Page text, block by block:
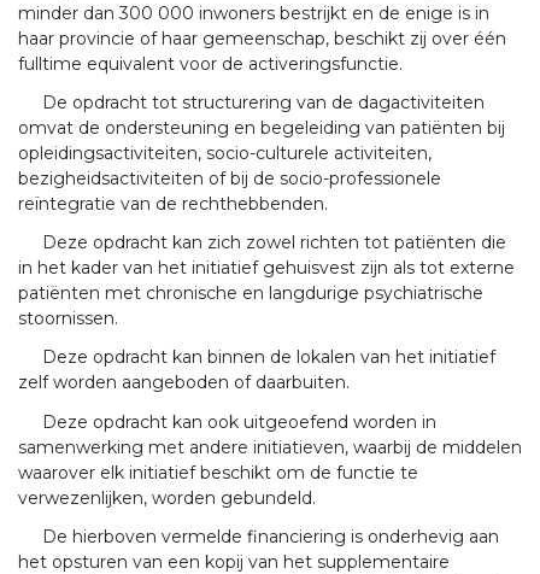
minder dan 300 000 inwoners bestrijkt en de enige is in
haar provincie of haar gemeenschap, beschikt zij over één
fulltime equivalent voor de activeringsfunctie.
De opdracht tot structurering van de dagactiviteiten
omvat de ondersteuning en begeleiding van patiënten bij
opleidingsactiviteiten, socio-culturele activiteiten,
bezigheidsactiviteiten of bij de socio-professionele
reïntegratie van de rechthebbenden.
Deze opdracht kan zich zowel richten tot patiënten die
in het kader van het initiatief gehuisvest zijn als tot externe
patiënten met chronische en langdurige psychiatrische
stoornissen.
Deze opdracht kan binnen de lokalen van het initiatief
zelf worden aangeboden of daarbuiten.
Deze opdracht kan ook uitgeoefend worden in
samenwerking met andere initiatieven, waarbij de middelen
waarover elk initiatief beschikt om de functie te
verwezenlijken, worden gebundeld.
De hierboven vermelde financiering is onderhevig aan
het opsturen van een kopij van het supplementaire